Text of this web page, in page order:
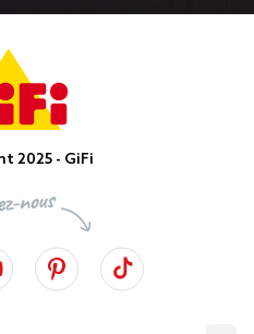
2025 - GiFi